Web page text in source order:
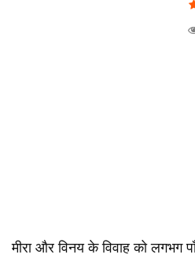
मीरा और विनय के विवाह को लगभग